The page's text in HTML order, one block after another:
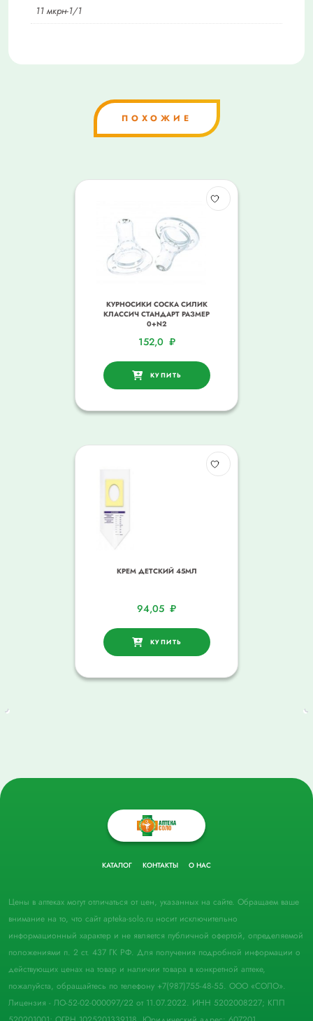
11 мкрн-1/1
ПОХОЖИЕ
КУРНОСИКИ СОСКА СИЛИК
КЛАССИЧ СТАНДАРТ РАЗМЕР
0+N2
152,0 ₽
КУПИТЬ
КРЕМ ДЕТСКИЙ 45МЛ
94,05 ₽
КУПИТЬ
КАТАЛОГ КОНТАКТЫ О НАС
Цены в аптеках могут отличаться от цен, указанных на сайте. Обращаем ваше
внимание на то, что сайт apteka-solo.ru носит исключительно
информационный характер и не является публичной офертой, определяемой
положениями п. 2 ст. 437 ГК РФ. Для получения подробной информации о
действующих ценах на товар и наличии товара в конкретной аптеке,
пожалуйста, обращайтесь по телефону +7(987)755-48-55. ООО «СОЛО».
Лицензия - ЛО-52-02-000097/22 от 11.07.2022. ИНН 5202008227; КПП